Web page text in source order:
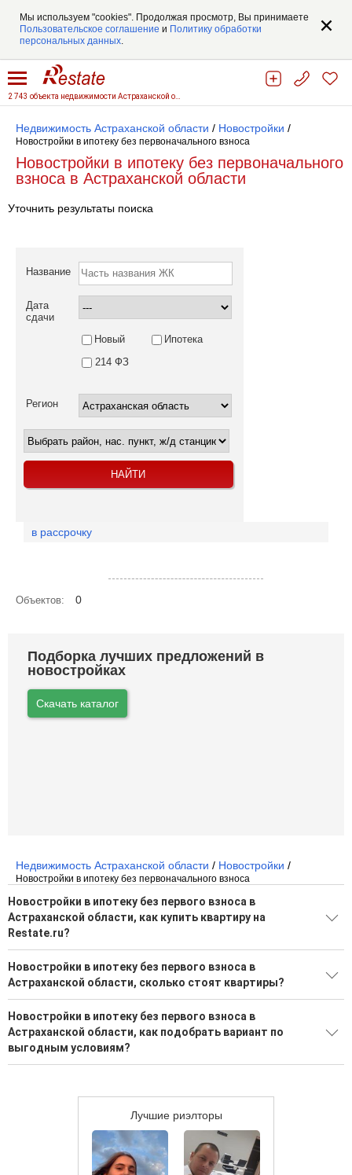
Мы используем "cookies". Продолжая просмотр, Вы принимаете
Пользовательское соглашение и Политику обработки
персональных данных.
Недвижимость Астраханской области / Новостройки /
Новостройки в ипотеку без первоначального взноса
Новостройки в ипотеку без первоначального
взноса в Астраханской области
Уточнить результаты поиска
Название
Дата
сдачи
Новый
Ипотека
214 ФЗ
Регион
в рассрочку
Объектов: 0
Подборка лучших предложений в
новостройках
Скачать каталог
Недвижимость Астраханской области / Новостройки /
Новостройки в ипотеку без первоначального взноса
Новостройки в ипотеку без первого взноса в
Астраханской области, как купить квартиру на
Restate.ru?
Поможем подобрать квартиру в новостройке в Астраханской
области от застройщика на Restate.ru
подбора подходящего вам варианта
Новостройки в ипотеку без первого взноса в
Астраханской области, сколько стоят квартиры?
Большой выбор вариантов в новостройках
Новостройки в ипотеку без первого взноса в
Астраханской области, как подобрать вариант по
выгодным условиям?
Выгодные ипотечные программы в банках Астраханской
Лучшие риэлторы